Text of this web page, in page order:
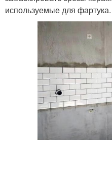
Фартук из
керамогранита
Кабанчик для кухонного
фартука
Интерьеры с плиткой
используемые для фартука.